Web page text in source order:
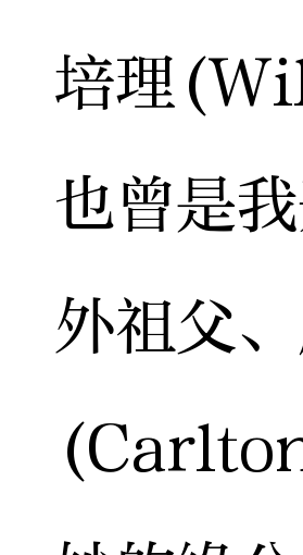
培理
也曾是
外祖父